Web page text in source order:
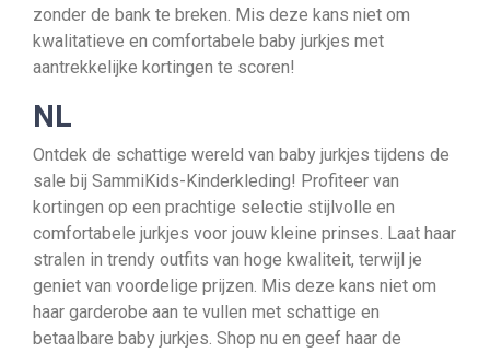
zonder de bank te breken. Mis deze kans niet om
kwalitatieve en comfortabele baby jurkjes met
aantrekkelijke kortingen te scoren!
NL
Ontdek de schattige wereld van baby jurkjes tijdens de
sale bij SammiKids-Kinderkleding! Profiteer van
kortingen op een prachtige selectie stijlvolle en
comfortabele jurkjes voor jouw kleine prinses. Laat haar
stralen in trendy outfits van hoge kwaliteit, terwijl je
geniet van voordelige prijzen. Mis deze kans niet om
haar garderobe aan te vullen met schattige en
betaalbare baby jurkjes. Shop nu en geef haar de